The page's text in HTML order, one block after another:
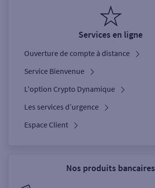
Services en ligne
Ouverture de compte à distance
Service Bienvenue
L'option Crypto Dynamique
Les services d’urgence
Espace Client
Nos produits bancaires